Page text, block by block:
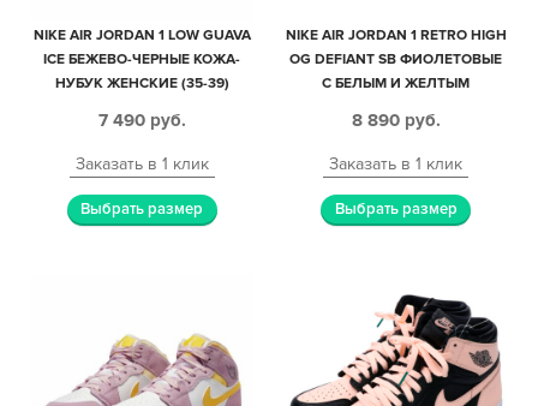
NIKE AIR JORDAN 1 LOW GUAVA
ICE БЕЖЕВО-ЧЕРНЫЕ КОЖА-
НУБУК ЖЕНСКИЕ (35-39)
7 490 руб.
Заказать в 1 клик
Выбрать размер
NIKE AIR JORDAN 1 RETRO HIGH
OG DEFIANT SB ФИОЛЕТОВЫЕ
С БЕЛЫМ И ЖЕЛТЫМ
ЖЕНСКИЕ (40-44)
8 890 руб.
Заказать в 1 клик
Выбрать размер